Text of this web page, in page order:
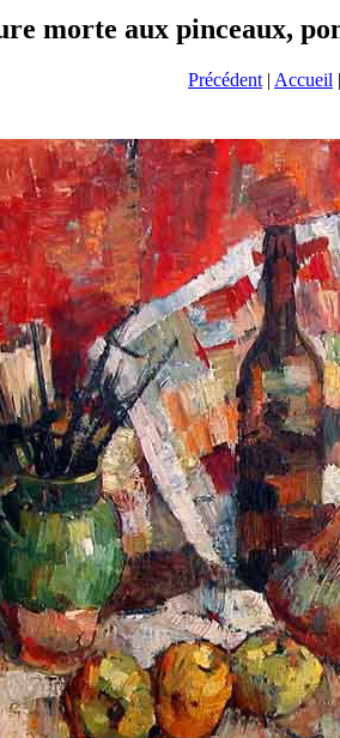
morte aux pinceaux,
Précédent | Accueil